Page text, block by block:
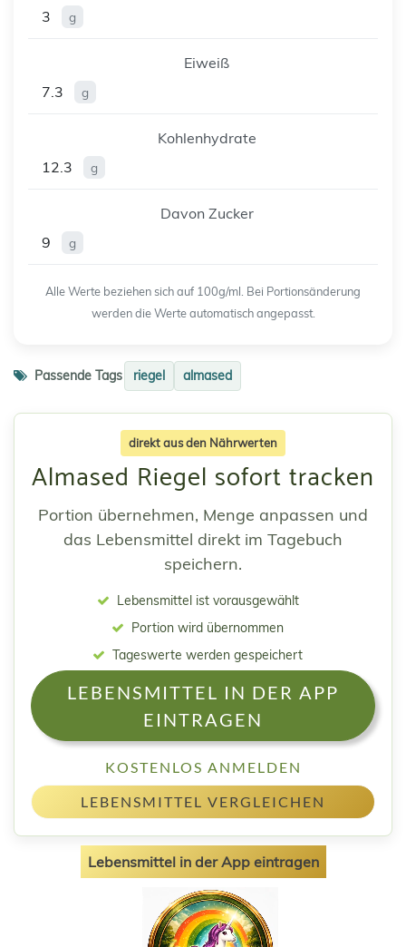
3
g
Eiweiß
7.3
g
Kohlenhydrate
12.3
g
Davon Zucker
9
g
Alle Werte beziehen sich auf 100g/ml. Bei Portionsänderung
werden die Werte automatisch angepasst.
Passende Tags riegel almased
direkt aus den Nährwerten
Almased Riegel sofort tracken
Portion übernehmen, Menge anpassen und
das Lebensmittel direkt im Tagebuch
speichern.
Lebensmittel ist vorausgewählt
Portion wird übernommen
Tageswerte werden gespeichert
LEBENSMITTEL IN DER APP
EINTRAGEN
KOSTENLOS ANMELDEN
LEBENSMITTEL VERGLEICHEN
Lebensmittel in der App eintragen